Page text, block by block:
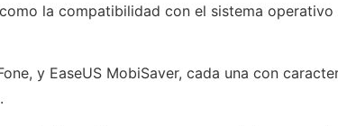
la compatibilidad con el sistema
y EaseUS MobiSaver, cada una con